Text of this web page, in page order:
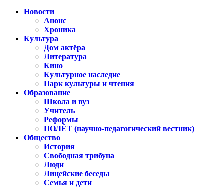
Новости
Анонс
Хроника
Культура
Дом актёра
Литература
Кино
Культурное наследие
Парк культуры и чтения
Образование
Школа и вуз
Учитель
Реформы
ПОЛЁТ (научно-педагогический вестник)
Общество
История
Свободная трибуна
Люди
Лицейские беседы
Семья и дети